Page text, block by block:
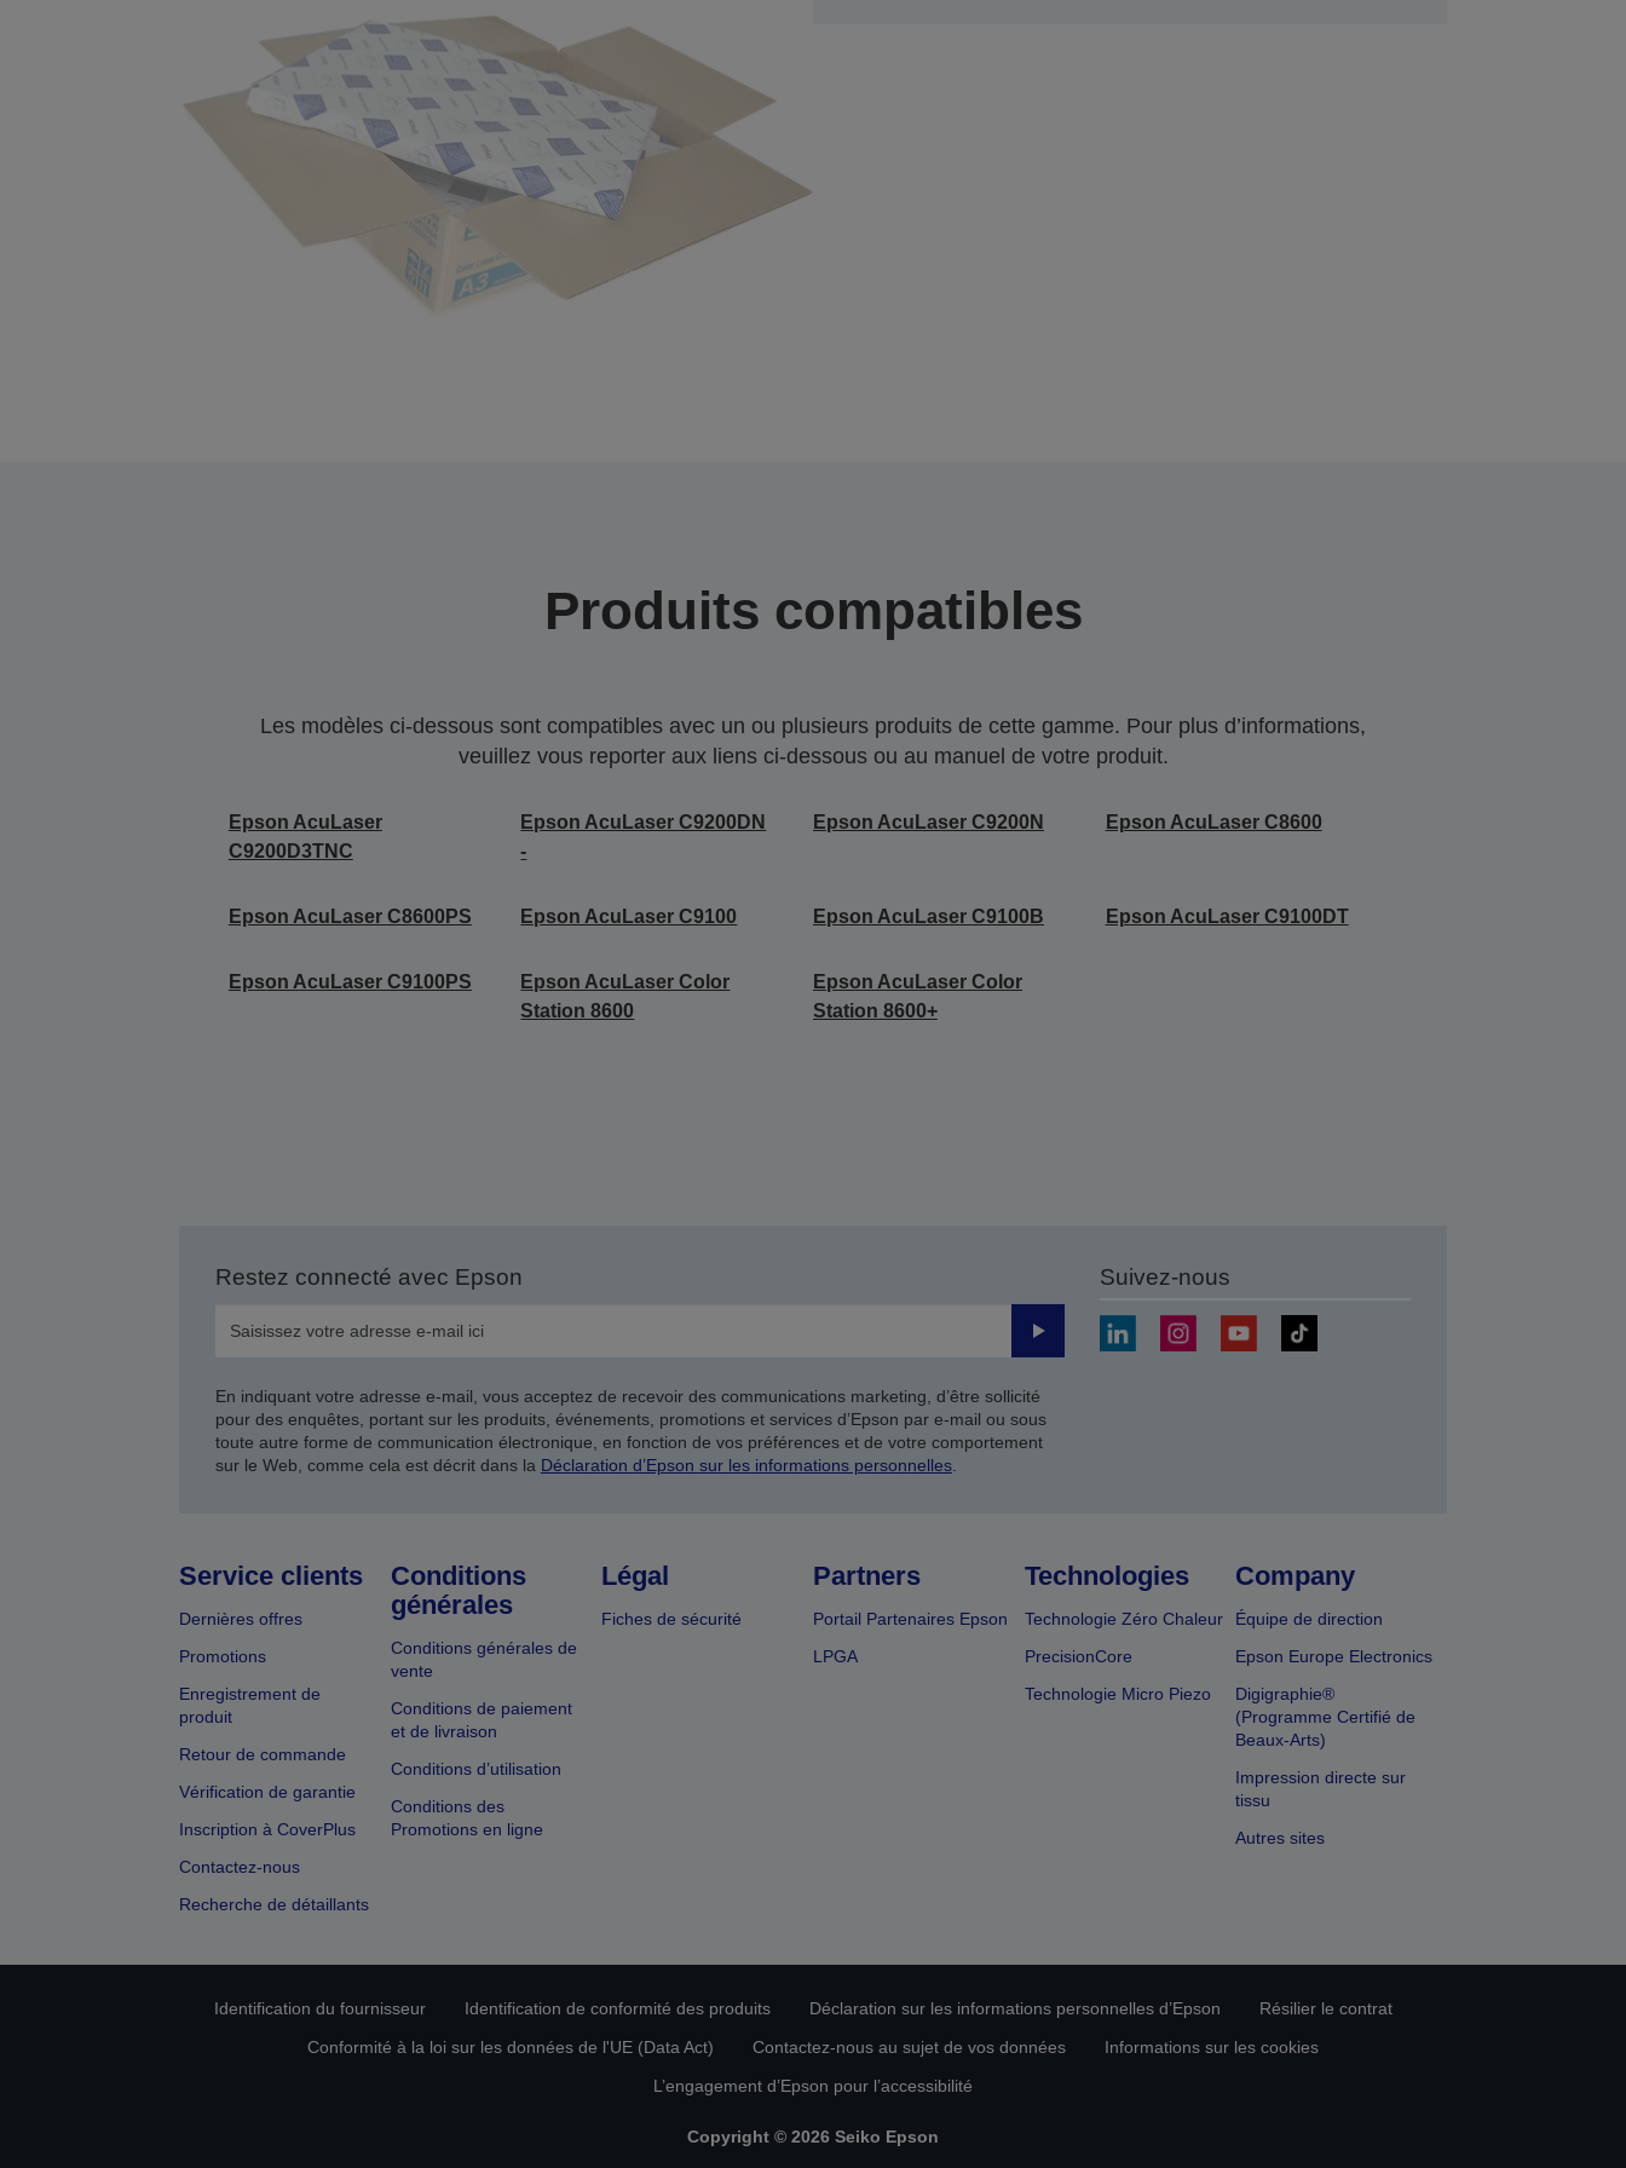
Produits compatibles
Les modèles ci-dessous sont compatibles avec un ou plusieurs produits de cette gamme. Pour plus d’informations,
veuillez vous reporter aux liens ci-dessous ou au manuel de votre produit.
Epson AcuLaser
C9200D3TNC
Epson AcuLaser C9200DN
-
Epson AcuLaser C9200N Epson AcuLaser C8600
Epson AcuLaser C8600PS Epson AcuLaser C9100 Epson AcuLaser C9100B Epson AcuLaser C9100DT
Epson AcuLaser C9100PS
Epson AcuLaser Color
Station 8600
Epson AcuLaser Color
Station 8600+
Restez connecté avec Epson
Valider
En indiquant votre adresse e-mail, vous acceptez de recevoir des communications marketing, d’être sollicité
pour des enquêtes, portant sur les produits, événements, promotions et services d’Epson par e-mail ou sous
toute autre forme de communication électronique, en fonction de vos préférences et de votre comportement
sur le Web, comme cela est décrit dans la Déclaration d’Epson sur les informations personnelles.
Suivez-nous
Service clients
Dernières offres
Promotions
Enregistrement de
produit
Retour de commande
Vérification de garantie
Inscription à CoverPlus
Contactez-nous
Recherche de détaillants
Conditions
générales
Conditions générales de
vente
Conditions de paiement
et de livraison
Conditions d’utilisation
Conditions des
Promotions en ligne
Légal
Fiches de sécurité
Partners
Portail Partenaires Epson
LPGA
Technologies
Technologie Zéro Chaleur
PrecisionCore
Technologie Micro Piezo
Company
Équipe de direction
Epson Europe Electronics
Digigraphie®
(Programme Certifié de
Beaux-Arts)
Impression directe sur
tissu
Autres sites
Identification du fournisseur Identification de conformité des produits Déclaration sur les informations personnelles d’Epson
Résilier le contrat
Conformité à la loi sur les données de l'UE (Data Act)
Contactez-nous au sujet de vos données
Informations sur les cookies
L’engagement d’Epson pour l’accessibilité
Copyright © 2026 Seiko Epson